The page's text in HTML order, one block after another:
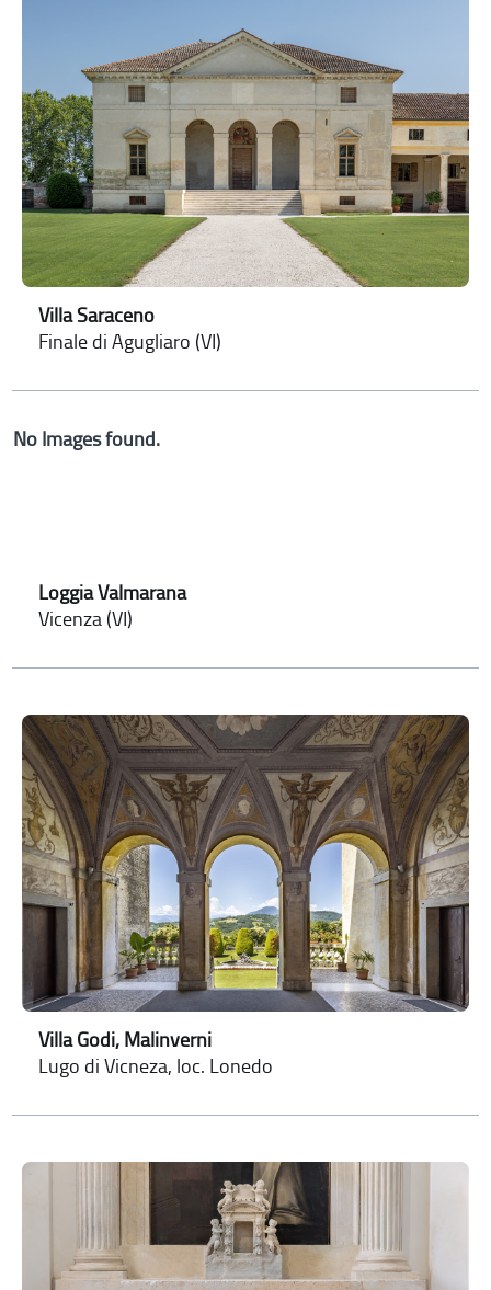
Villa Saraceno
Finale di Agugliaro (VI)
No Images found.
Loggia Valmarana
Vicenza (VI)
Villa Godi, Malinverni
Lugo di Vicneza, loc. Lonedo